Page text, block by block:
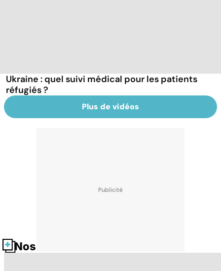
Ukraine : quel suivi médical pour les patients
réfugiés ?
Plus de vidéos
Nos fiches santé